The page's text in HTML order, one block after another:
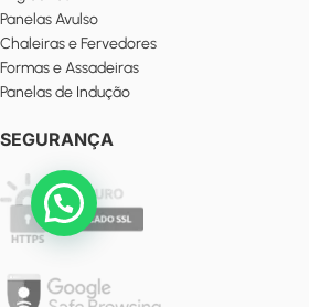
Panelas Avulso
Chaleiras e Fervedores
Formas e Assadeiras
Panelas de Indução
SEGURANÇA